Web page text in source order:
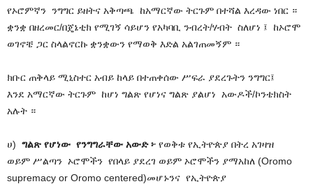
የኦሮምኛን ንግግር ይዘትና አቅጣጫ ከአማርኛው ትርጉም በተሻል እረዳው ነበር ።
ቋንቋ በዘረመር/በጄኔቲክ የሚገኝ ሳይሆን የአካባቢ ንብረት/ሃብት ስለሆነ ፤ ከኦሮሞ
ወገኖቼ ጋር ስላልኖርኩ ቋንቋውን የማወቅ እድል አልገጠመኝም ።
ክቡር ጠቅላይ ሚኒስተር አብይ ከላይ በተጠቀሰው ሥፍራ ያደረጉትን ንግግር፤
እንደ አማርኛው ትርጉም ከሆነ ግልጽ የሆነና ግልጽ ያልሆነ አውዶች/ኮንቴክስት
አሉት ።
ሀ) ግልጽ የሆነው የንግግራቸው አውድ ፦ የወቅቱ የኢትዮጵያ በትረ አገዛዝ
ወይም ሥልጣን ኦሮሞችን የበላይ ያደረገ ወይም ኦሮሞችን ያማአከለ (Oromo
supremacy or Oromo centered)መሆኑንና የኢትዮጵያ